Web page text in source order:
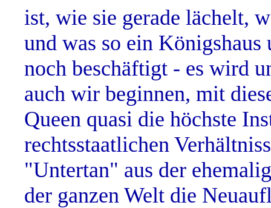
ist, wie sie gerade lächelt,
und was so ein Königshaus
noch beschäftigt - es wird
auch wir beginnen, mit
Queen quasi die höchste
rechtsstaatlichen
"Untertan" aus der
der ganzen Welt die